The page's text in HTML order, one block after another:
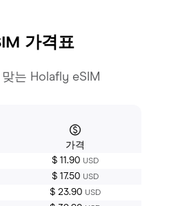
가격표
는 Holafly eSIM
가격
$ 11.90 USD
$ 17.50 USD
$ 23.90 USD